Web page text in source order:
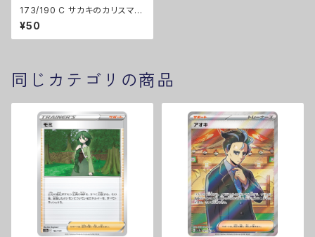
173/190 C サカキのカリスマ【s
v4a】Gレギュ
¥50
同じカテゴリの商品